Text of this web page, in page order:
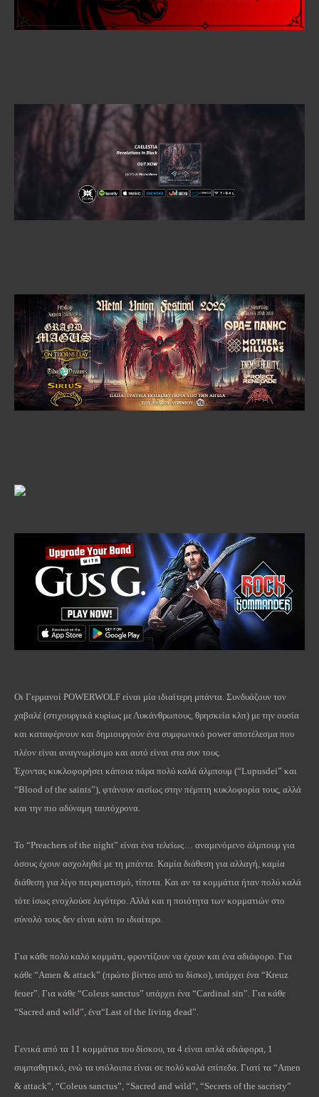
Οι Γερμανοί POWERWOLF είναι μία ιδιαίτερη μπάντα. Συνδυάζουν τον
χαβαλέ (στιχουργικά κυρίως με Λυκάνθρωπους, θρησκεία κλπ) με την ουσία
και καταφέρνουν και δημιουργούν ένα συμφωνικό power αποτέλεσμα που
πλέον είναι αναγνωρίσιμο και αυτό είναι στα συν τους.
Έχοντας κυκλοφορήσει κάποια πάρα πολύ καλά άλμπουμ (“Lupusdei” και
“Blood of the saints”), φτάνουν αισίως στην πέμπτη κυκλοφορία τους, αλλά
και την πιο αδύναμη ταυτόχρονα.
Το “Preachers of the night” είναι ένα τελείως… αναμενόμενο άλμπουμ για
όσους έχουν ασχοληθεί με τη μπάντα. Καμία διάθεση για αλλαγή, καμία
διάθεση για λίγο πειραματισμό, τίποτα. Και αν τα κομμάτια ήταν πολύ καλά
τότε ίσως ενοχλούσε λιγότερο. Αλλά και η ποιότητα των κομματιών στο
σύνολό τους δεν είναι κάτι το ιδιαίτερο.
Για κάθε πολύ καλό κομμάτι, φροντίζουν να έχουν και ένα αδιάφορο. Για
κάθε “Amen & attack” (πρώτο βίντεο από το δίσκο), υπάρχει ένα “Kreuz
feuer”. Για κάθε “Coleus sanctus” υπάρχει ένα “Cardinal sin”. Για κάθε
“Sacred and wild”, ένα“Last of the living dead”.
Γενικά από τα 11 κομμάτια του δίσκου, τα 4 είναι απλά αδιάφορα, 1
συμπαθητικό, ενώ τα υπόλοιπα είναι σε πολύ καλά επίπεδα. Γιατί τα “Amen
& attack”, “Coleus sanctus”, “Sacred and wild”, “Secrets of the sacristy”